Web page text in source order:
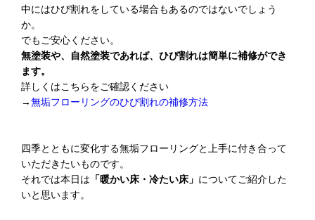
中にはひび割れをしている場合もあるのではないでしょう
か。
でもご安心ください。
無塗装や、自然塗装であれば、ひび割れは簡単に補修ができ
ます。
詳しくはこちらをご確認ください
→無垢フローリングのひび割れの補修方法
四季とともに変化する無垢フローリングと上手に付き合って
いただきたいものです。
それでは本日は 「暖かい床・冷たい床」 についてご紹介した
いと思います。